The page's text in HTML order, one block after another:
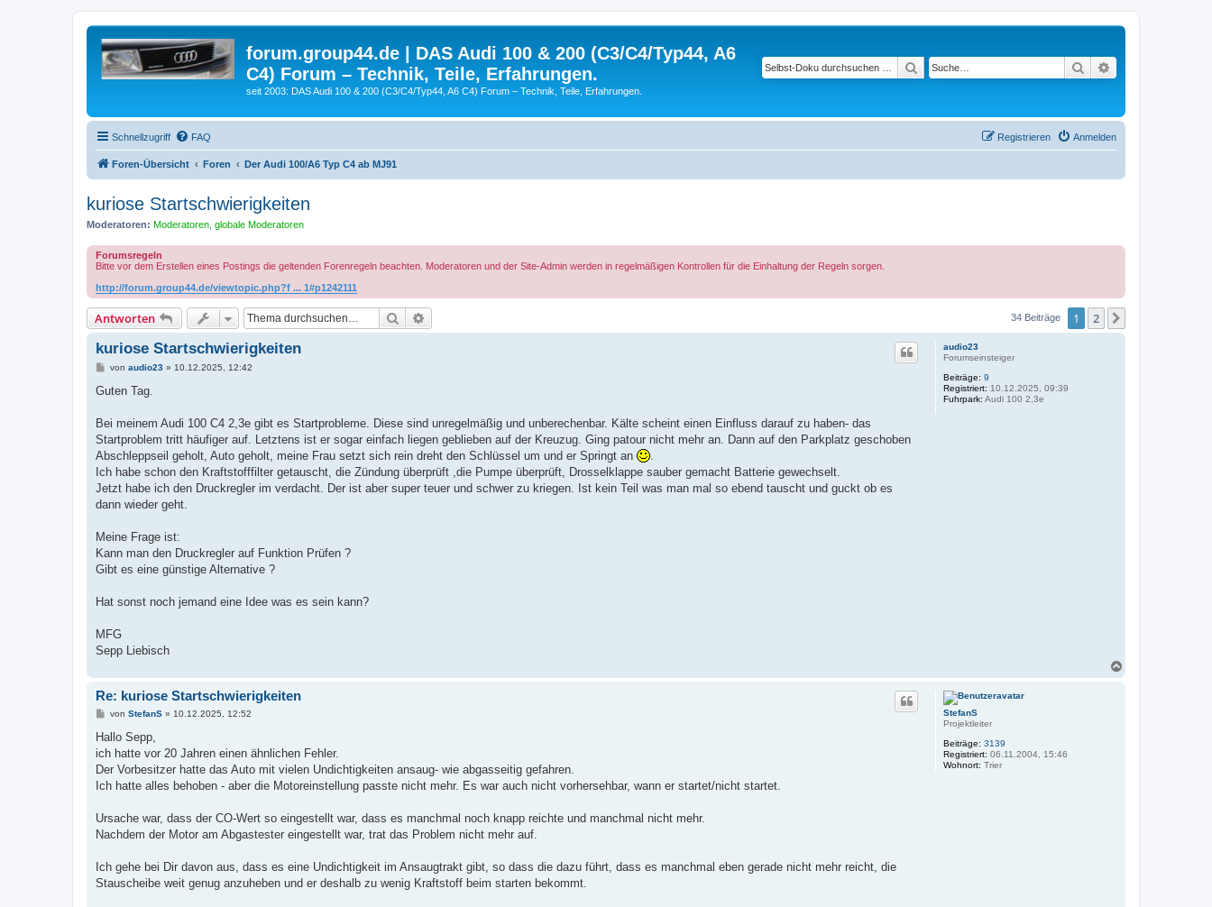
forum.group44.de | DAS Audi 100 & 200 (C3/C4/Typ44, A6
C4) Forum – Technik, Teile, Erfahrungen.
seit 2003: DAS Audi 100 & 200 (C3/C4/Typ44, A6 C4) Forum – Technik, Teile, Erfahrungen.
Suche
Suchen
Schnellzugriff FAQ Anmelden
Registrieren
Foren-Übersicht Foren Der Audi 100/A6 Typ C4 ab MJ91
kuriose Startschwierigkeiten
Moderatoren: Moderatoren globale Moderatoren
Forumsregeln
Bitte vor dem Erstellen eines Postings die geltenden Forenregeln beachten. Moderatoren und der Site-Admin werden in regelmäßigen Kontrollen für die Einhaltung der Regeln sorgen.
http://forum.group44.de/viewtopic.php?f ... 1#p1242111
Antworten Suche 34 Beiträge 1 2
audio23
Forumseinsteiger
Beiträge: 9
Registriert: 10.12.2025, 09:39
Fuhrpark: Audi 100 2,3e
kuriose Startschwierigkeiten
B
i
a
von audio23» 10.12.2025, 12:42
Guten Tag.
Bei meinem Audi 100 C4 2,3e gibt es Startprobleme. Diese sind unregelmäßig und unberechenbar. Kälte scheint einen Einfluss darauf zu haben- das
Startproblem tritt häufiger auf. Letztens ist er sogar einfach liegen geblieben auf der Kreuzug. Ging patour nicht mehr an. Dann auf den Parkplatz geschoben
Abschleppseil geholt, Auto geholt, meine Frau setzt sich rein dreht den Schlüssel um und er Springt an
.
Ich habe schon den Kraftstofffilter getauscht, die Zündung überprüft ,die Pumpe überprüft, Drosselklappe sauber gemacht Batterie gewechselt.
Jetzt habe ich den Druckregler im verdacht. Der ist aber super teuer und schwer zu kriegen. Ist kein Teil was man mal so ebend tauscht und guckt ob es
dann wieder geht.
Meine Frage ist:
Kann man den Druckregler auf Funktion Prüfen ?
Gibt es eine günstige Alternative ?
Hat sonst noch jemand eine Idee was es sein kann?
MFG
Sepp Liebisch
StefanS
Projektleiter
Beiträge: 3139
Registriert: 06.11.2004, 15:46
Wohnort: Trier
Re: kuriose Startschwierigkeiten
B
i
r
a
von StefanS» 10.12.2025, 12:52
Hallo Sepp,
ich hatte vor 20 Jahren einen ähnlichen Fehler.
Der Vorbesitzer hatte das Auto mit vielen Undichtigkeiten ansaug- wie abgasseitig gefahren.
Ich hatte alles behoben - aber die Motoreinstellung passte nicht mehr. Es war auch nicht vorhersehbar, wann er startet/nicht startet.
Ursache war, dass der CO-Wert so eingestellt war, dass es manchmal noch knapp reichte und manchmal nicht mehr.
Nachdem der Motor am Abgastester eingestellt war, trat das Problem nicht mehr auf.
Ich gehe bei Dir davon aus, dass es eine Undichtigkeit im Ansaugtrakt gibt, so dass die dazu führt, dass es manchmal eben gerade nicht mehr reicht, die
Stauscheibe weit genug anzuheben und er deshalb zu wenig Kraftstoff beim starten bekommt.